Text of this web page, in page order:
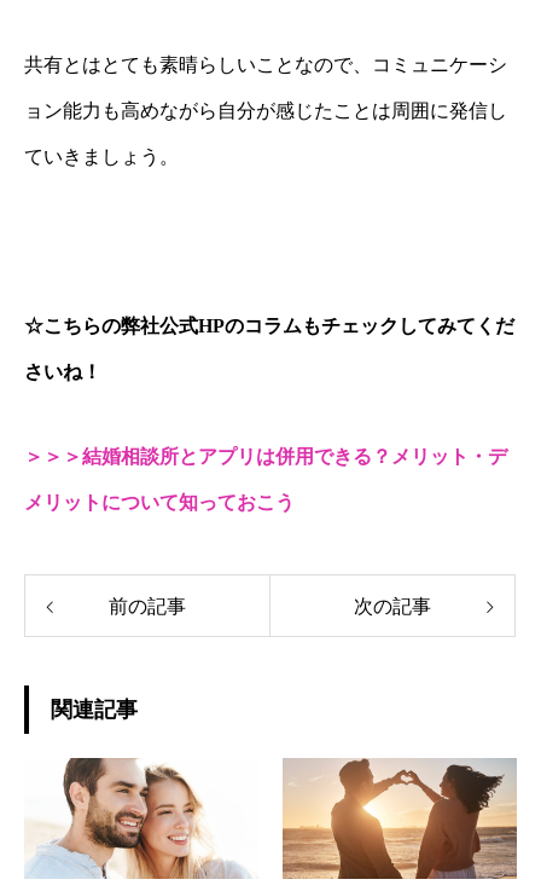
共有とはとても素晴らしいことなので、コミュニケーシ
ョン能力も高めながら自分が感じたことは周囲に発信し
ていきましょう。
☆こちらの弊社公式HPのコラムもチェックしてみてくだ
さいね！
＞＞＞結婚相談所とアプリは併用できる？メリット・デ
メリットについて知っておこう
前の記事 次の記事
関連記事